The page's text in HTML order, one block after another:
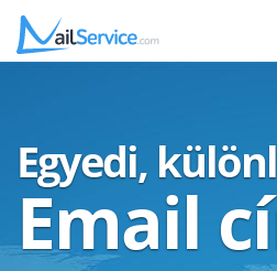
Egyedi,
Email